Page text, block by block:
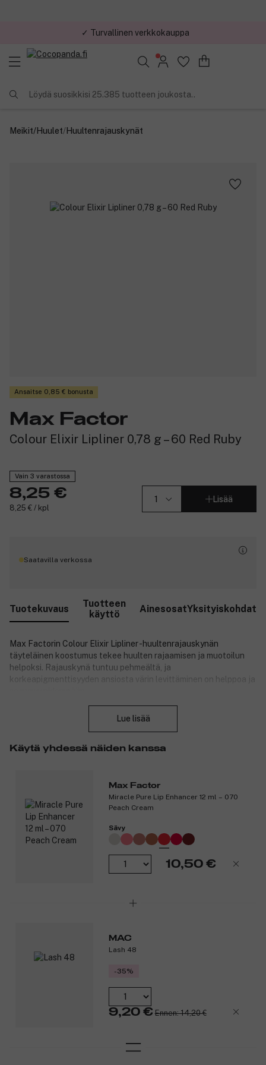
Löydä suosikkisi 25.385 tuotteen joukosta..
Meikit/Huulet/Huultenrajauskynät
Ansaitse 0,85 € bonusta
Max Factor
Colour Elixir Lipliner 0,78 g – 60 Red Ruby
Vain 3 varastossa
8,25 €
8,25 € / kpl
Lisää
Saatavilla verkossa
Tuotekuvaus
Tuotteen
käyttö
AinesosatYksityiskohdat
Max Factorin Colour Elixir Lipliner -huultenrajauskynän
täyteläinen koostumus tekee huulten rajaamisen ja muotoilun
helpoksi. Rajauskynä tuntuu pehmeältä, ja
korkeapigmenttisyyden ansiosta värin levittäminen on helppoa ja
Lue lisää
Käytä yhdessä näiden kanssa
Max Factor
Miracle Pure Lip Enhancer 12 ml – 070
Peach Cream
Sävy
10,50 €
MAC
Lash 48
-35%
9,20 € Ennen: 14,20 €